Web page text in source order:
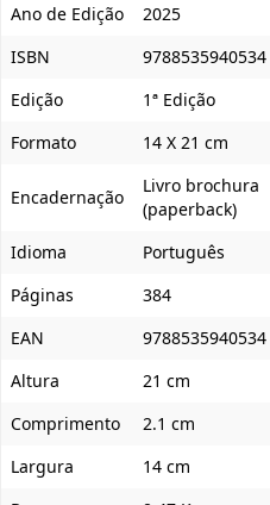
Ano de Edição
2025
ISBN
9788535940534
Edição
1ª Edição
Formato
14 X 21 cm
Encadernação
Livro brochura
(paperback)
Idioma
Português
Páginas
384
EAN
9788535940534
Altura
21 cm
Comprimento
2.1 cm
Largura
14 cm